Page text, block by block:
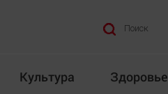
Поиск
Культура Здоровье